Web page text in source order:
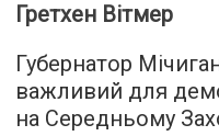
Гретхен Вітмер
Губернатор
важливий для
на Середньому